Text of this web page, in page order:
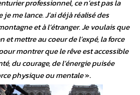
professionnel, ce n’est pas la
me lance. J’ai déjà réalisé des
et à l’étranger. Je voulais que
et mettre au coeur de l’expé, la force
montrer que le rêve est accessible
du courage, de l’énergie puisée
physique ou mentale».